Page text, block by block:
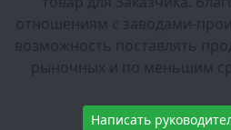
отношениям с заводами-
возможность поставлять
рыночных и по меньшим
Написать